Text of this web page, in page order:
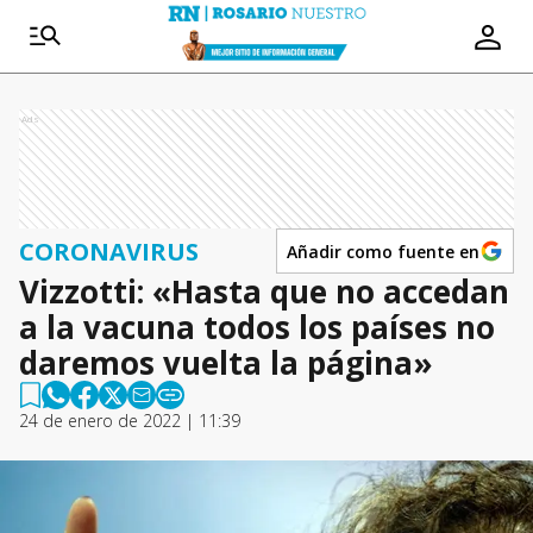
Ads
CORONAVIRUS Añadir como fuente en
Vizzotti: «Hasta que no accedan
a la vacuna todos los países no
daremos vuelta la página»
24 de enero de 2022 | 11:39